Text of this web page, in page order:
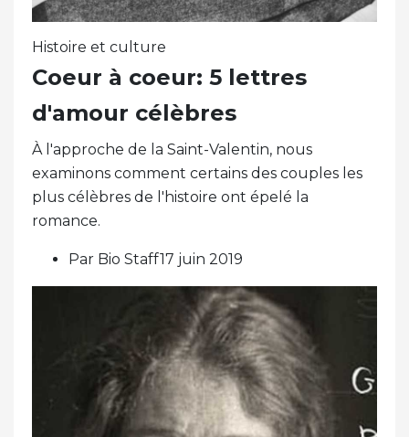
Histoire et culture
Coeur à coeur: 5 lettres
d'amour célèbres
À l'approche de la Saint-Valentin, nous
examinons comment certains des couples les
plus célèbres de l'histoire ont épelé la
romance.
Par Bio Staff17 juin 2019